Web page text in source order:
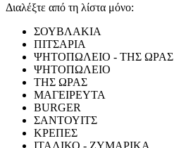
Διαλέξτε από τη λίστα μόνο:
ΣΟΥΒΛΑΚΙΑ
ΠΙΤΣΑΡΙΑ
ΨΗΤΟΠΩΛΕΙΟ - ΤΗΣ ΩΡΑΣ
ΨΗΤΟΠΩΛΕΙΟ
ΤΗΣ ΩΡΑΣ
ΜΑΓΕΙΡΕΥΤΑ
BURGER
ΣΑΝΤΟΥΙΤΣ
ΚΡΕΠΕΣ
ΙΤΑΛΙΚΟ - ΖΥΜΑΡΙΚΑ